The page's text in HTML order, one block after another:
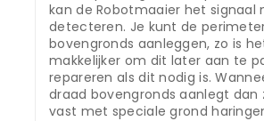
kan de Robotmaaier het signaal
detecteren. Je kunt de
bovengronds aanleggen, zo is
makkelijker om dit later aan te
repareren als dit nodig is.
draad bovengronds aanlegt dan
vast met speciale grond